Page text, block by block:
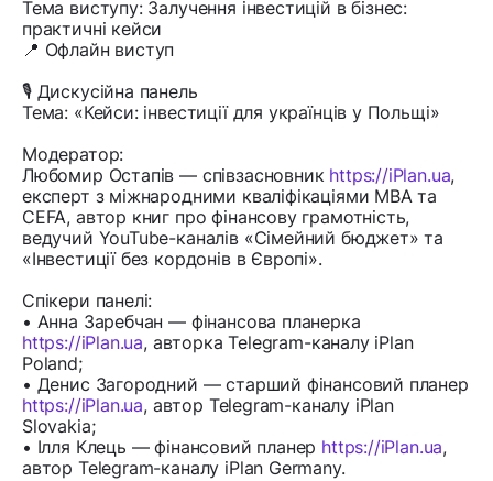
Тема виступу: Залучення інвестицій в бізнес:
практичні кейси
📍 Офлайн виступ
🎙️ Дискусійна панель
Тема: «Кейси: інвестиції для українців у Польщі»
Модератор:
Любомир Остапів — співзасновник https://iPlan.ua,
експерт з міжнародними кваліфікаціями MBA та
CEFA, автор книг про фінансову грамотність,
ведучий YouTube-каналів «Сімейний бюджет» та
«Інвестиції без кордонів в Європі».
Спікери панелі:
• Анна Заребчан — фінансова планерка
https://iPlan.ua, авторка Telegram-каналу iPlan
Poland;
• Денис Загородний — старший фінансовий планер
https://iPlan.ua, автор Telegram-каналу iPlan
Slovakia;
• Ілля Клець — фінансовий планер https://iPlan.ua,
автор Telegram-каналу iPlan Germany.